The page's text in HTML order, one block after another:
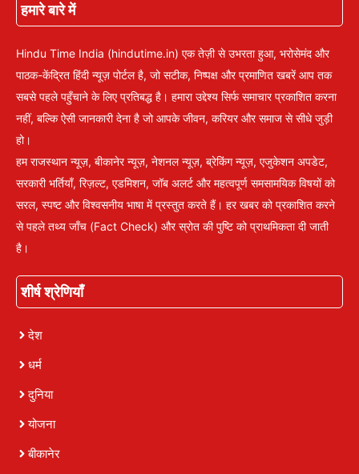
हमारे बारे में
Hindu Time India (hindutime.in) एक तेज़ी से उभरता हुआ, भरोसेमंद और
पाठक-केंद्रित हिंदी न्यूज़ पोर्टल है, जो सटीक, निष्पक्ष और प्रमाणित खबरें आप तक
सबसे पहले पहुँचाने के लिए प्रतिबद्ध है। हमारा उद्देश्य सिर्फ समाचार प्रकाशित करना
नहीं, बल्कि ऐसी जानकारी देना है जो आपके जीवन, करियर और समाज से सीधे जुड़ी
हो।
हम राजस्थान न्यूज़, बीकानेर न्यूज़, नेशनल न्यूज़, ब्रेकिंग न्यूज़, एजुकेशन अपडेट,
सरकारी भर्तियाँ, रिज़ल्ट, एडमिशन, जॉब अलर्ट और महत्वपूर्ण समसामयिक विषयों को
सरल, स्पष्ट और विश्वसनीय भाषा में प्रस्तुत करते हैं। हर खबर को प्रकाशित करने
से पहले तथ्य जाँच (Fact Check) और स्रोत की पुष्टि को प्राथमिकता दी जाती
है।
शीर्ष श्रेणियाँ
देश
धर्म
दुनिया
योजना
बीकानेर